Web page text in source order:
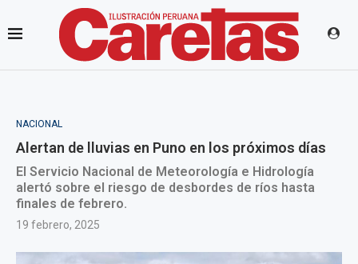
NACIONAL
Alertan de lluvias en Puno en los próximos días
El Servicio Nacional de Meteorología e Hidrología
alertó sobre el riesgo de desbordes de ríos hasta
finales de febrero.
19 febrero, 2025